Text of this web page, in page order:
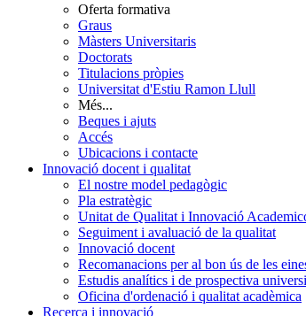
Oferta formativa
Graus
Màsters Universitaris
Doctorats
Titulacions pròpies
Universitat d'Estiu Ramon Llull
Més...
Beques i ajuts
Accés
Ubicacions i contacte
Innovació docent i qualitat
El nostre model pedagògic
Pla estratègic
Unitat de Qualitat i Innovació
Seguiment i avaluació de la qualitat
Innovació docent
Recomanacions per al bon ús de les
Estudis analítics i de prospectiva
Oficina d'ordenació i qualitat acadèmica
Recerca i innovació